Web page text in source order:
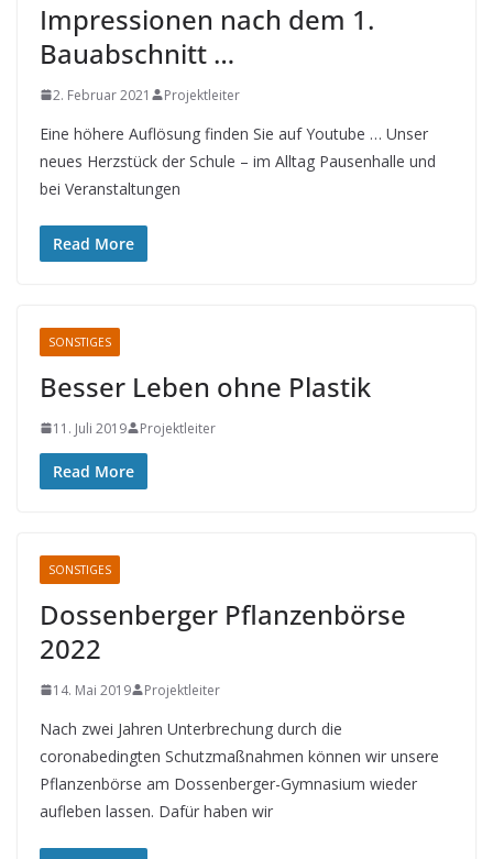
Impressionen nach dem 1.
Bauabschnitt …
2. Februar 2021 Projektleiter
Eine höhere Auflösung finden Sie auf Youtube … Unser
neues Herzstück der Schule – im Alltag Pausenhalle und
bei Veranstaltungen
Read More
SONSTIGES
Besser Leben ohne Plastik
11. Juli 2019 Projektleiter
Read More
SONSTIGES
Dossenberger Pflanzenbörse
2022
14. Mai 2019 Projektleiter
Nach zwei Jahren Unterbrechung durch die
coronabedingten Schutzmaßnahmen können wir unsere
Pflanzenbörse am Dossenberger-Gymnasium wieder
aufleben lassen. Dafür haben wir